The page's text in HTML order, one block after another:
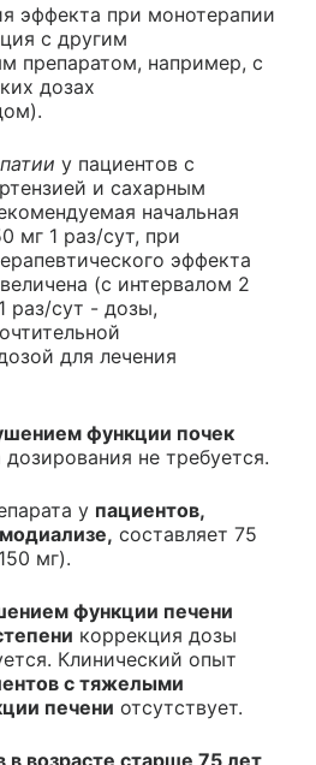
эффекта при монотерапии
с другим
препаратом, например, с
дозах
у пациентов с
и сахарным
начальная
мг 1 раз/сут, при
эффекта
(с интервалом 2
раз/сут - дозы,
для лечения
функции почек
не требуется.
у пациентов,
составляет 75
мг).
функции печени
коррекция дозы
Клинический опыт
с тяжелыми
печени отсутствует.
в возрасте старше 75 лет